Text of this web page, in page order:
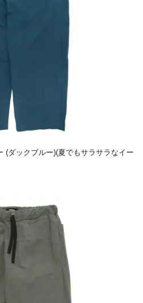
(ダックブルー)(夏でもサラサラなイー